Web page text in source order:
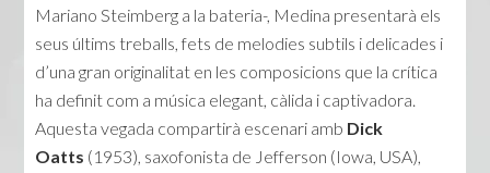
Mariano Steimberg a la bateria-, Medina presentarà els
seus últims treballs, fets de melodies subtils i delicades i
d’una gran originalitat en les composicions que la crítica
ha definit com a música elegant, càlida i captivadora.
Aquesta vegada compartirà escenari amb Dick
Oatts (1953), saxofonista de Jefferson (Iowa, USA),